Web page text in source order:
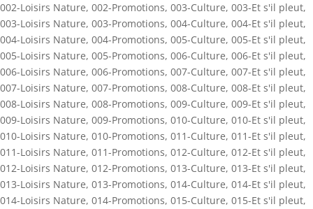
002-Loisirs Nature, 002-Promotions, 003-Culture, 003-Et s'il pleut,
003-Loisirs Nature, 003-Promotions, 004-Culture, 004-Et s'il pleut,
004-Loisirs Nature, 004-Promotions, 005-Culture, 005-Et s'il pleut,
005-Loisirs Nature, 005-Promotions, 006-Culture, 006-Et s'il pleut,
006-Loisirs Nature, 006-Promotions, 007-Culture, 007-Et s'il pleut,
007-Loisirs Nature, 007-Promotions, 008-Culture, 008-Et s'il pleut,
008-Loisirs Nature, 008-Promotions, 009-Culture, 009-Et s'il pleut,
009-Loisirs Nature, 009-Promotions, 010-Culture, 010-Et s'il pleut,
010-Loisirs Nature, 010-Promotions, 011-Culture, 011-Et s'il pleut,
011-Loisirs Nature, 011-Promotions, 012-Culture, 012-Et s'il pleut,
012-Loisirs Nature, 012-Promotions, 013-Culture, 013-Et s'il pleut,
013-Loisirs Nature, 013-Promotions, 014-Culture, 014-Et s'il pleut,
014-Loisirs Nature, 014-Promotions, 015-Culture, 015-Et s'il pleut,